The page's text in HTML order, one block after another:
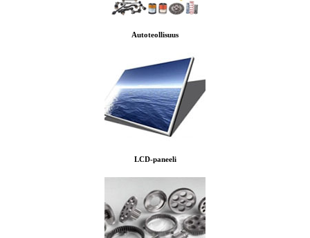
Autoteollisuus
LCD-paneeli